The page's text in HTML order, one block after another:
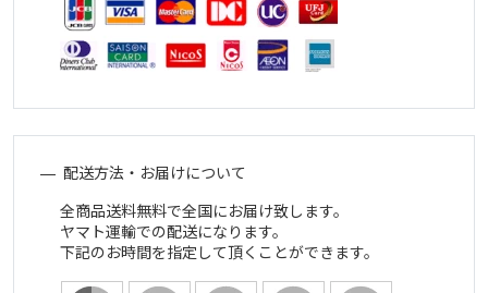
配送方法・お届けについて
全商品送料無料で全国にお届け致します。
ヤマト運輸での配送になります。
下記のお時間を指定して頂くことができます。